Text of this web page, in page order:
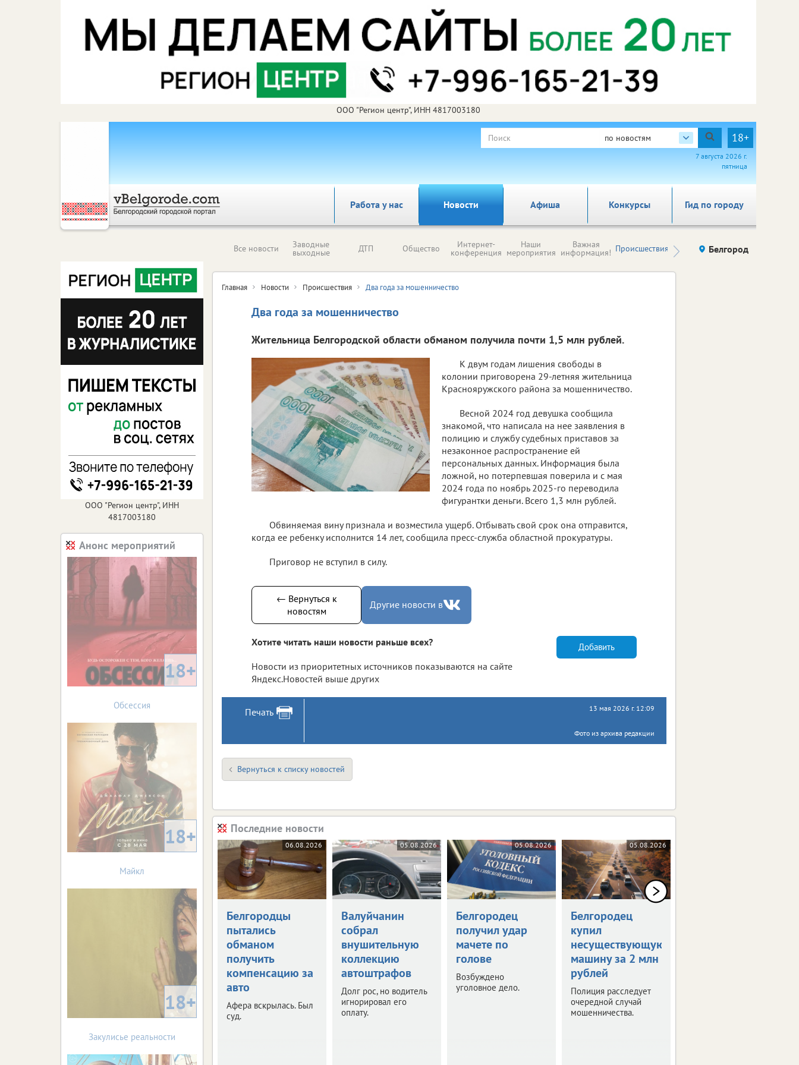
ООО "Регион центр", ИНН 4817003180
по новостям 18+
7 августа 2026 г.
пятница
Работа у нас Новости Афиша Гид по городу
Конкурсы
Все новости Заводные
выходные ДТП Общество Интернет-
конференция
Наши
мероприятия
Важная
информация! Происшествия Здоровье компаний (на
правах
Белгород
Главная Новости Происшествия Два года за мошенничество
Два года за мошенничество
Жительница Белгородской области обманом получила почти 1,5 млн рублей.
К двум годам лишения свободы в
колонии приговорена 29-летняя жительница
Краснояружского района за мошенничество.
Весной 2024 год девушка сообщила
знакомой, что написала на нее заявления в
полицию и службу судебных приставов за
незаконное распространение ей
персональных данных. Информация была
ложной, но потерпевшая поверила и с мая
2024 года по ноябрь 2025-го переводила
фигурантки деньги. Всего 1,3 млн рублей.
Обвиняемая вину признала и возместила ущерб. Отбывать свой срок она отправится,
когда ее ребенку исполнится 14 лет, сообщила пресс-служба областной прокуратуры.
Приговор не вступил в силу.
← Вернуться к
новостям
Другие новости в
Хотите читать наши новости раньше всех?
Новости из приоритетных источников показываются на сайте
Яндекс.Новостей выше других
Добавить
Печать 13 мая 2026 г. 12:09
Фото из архива редакции
Вернуться к списку новостей
Последние новости
06.08.2026
Белгородцы
пытались
обманом
получить
компенсацию за
авто
Афера вскрылась. Был
суд.
05.08.2026
Валуйчанин
собрал
внушительную
коллекцию
автоштрафов
Долг рос, но водитель
игнорировал его
оплату.
05.08.2026
Белгородец
получил удар
мачете по
голове
Возбуждено
уголовное дело.
05.08.2026
Белгородец
купил
несуществующую
машину за 2 млн
рублей
Полиция расследует
очередной случай
мошенничества.
ООО "Регион центр", ИНН
4817003180
Анонс мероприятий
18+
Обсессия
18+
Майкл
18+
Закулисье реальности